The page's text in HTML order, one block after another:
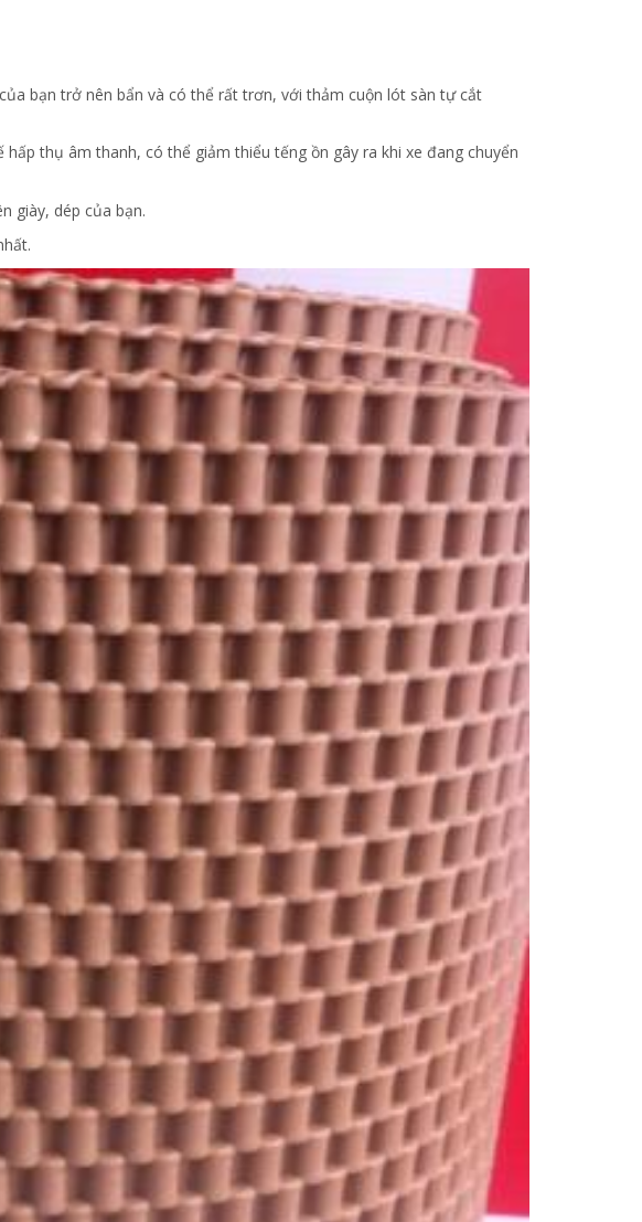
bạn trở nên bẩn và có thể rất trơn, với thảm cuộn lót sàn tự cắt
thụ âm thanh, có thể giảm thiểu tếng ồn gây ra khi xe đang chuyển
giày, dép của bạn.